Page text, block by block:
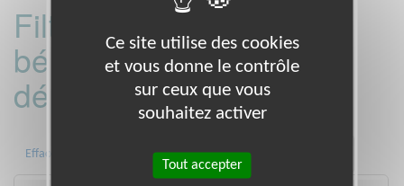
Filtrer les missions
bénévoles par
département :
Effacer 13 15
Ce site utilise des cookies
et vous donne le contrôle
sur ceux que vous
souhaitez activer
Tout accepter